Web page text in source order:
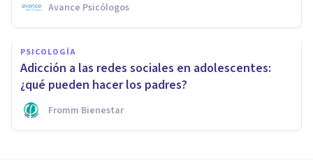
Avance Psicólogos
PSICOLOGÍA
Adicción a las redes sociales en adolescentes:
¿qué pueden hacer los padres?
Fromm Bienestar